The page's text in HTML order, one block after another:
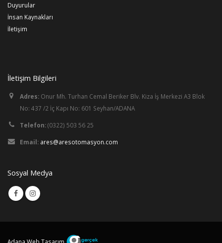
Duyurular
İnsan Kaynakları
İletişim
İletişim Bilgileri
Adres: Onur Mh. Turhan Cemal Beriker Blv. Kiza İş Merkezi A3 Blok
No: 437 /2 İç Kapı No: 601 Seyhan/ADANA
Telefon:(0322) 503 56 25
Email: ares@aresotomasyon.com
Sosyal Medya
Adana Web Tasarım